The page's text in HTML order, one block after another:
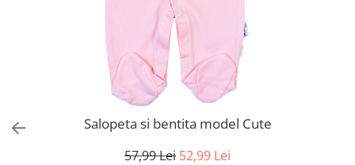
Salopeta si bentita model Cute
57,99 Lei 52,99 Lei